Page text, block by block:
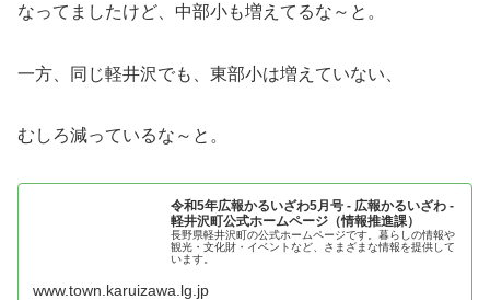
なってましたけど、中部小も増えてるな～と。
一方、同じ軽井沢でも、東部小は増えていない、
むしろ減っているな～と。
令和5年広報かるいざわ5月号 - 広報かるいざわ -
軽井沢町公式ホームページ（情報推進課）
長野県軽井沢町の公式ホームページです。暮らしの情報や
観光・文化財・イベントなど、さまざまな情報を提供して
います。
www.town.karuizawa.lg.jp